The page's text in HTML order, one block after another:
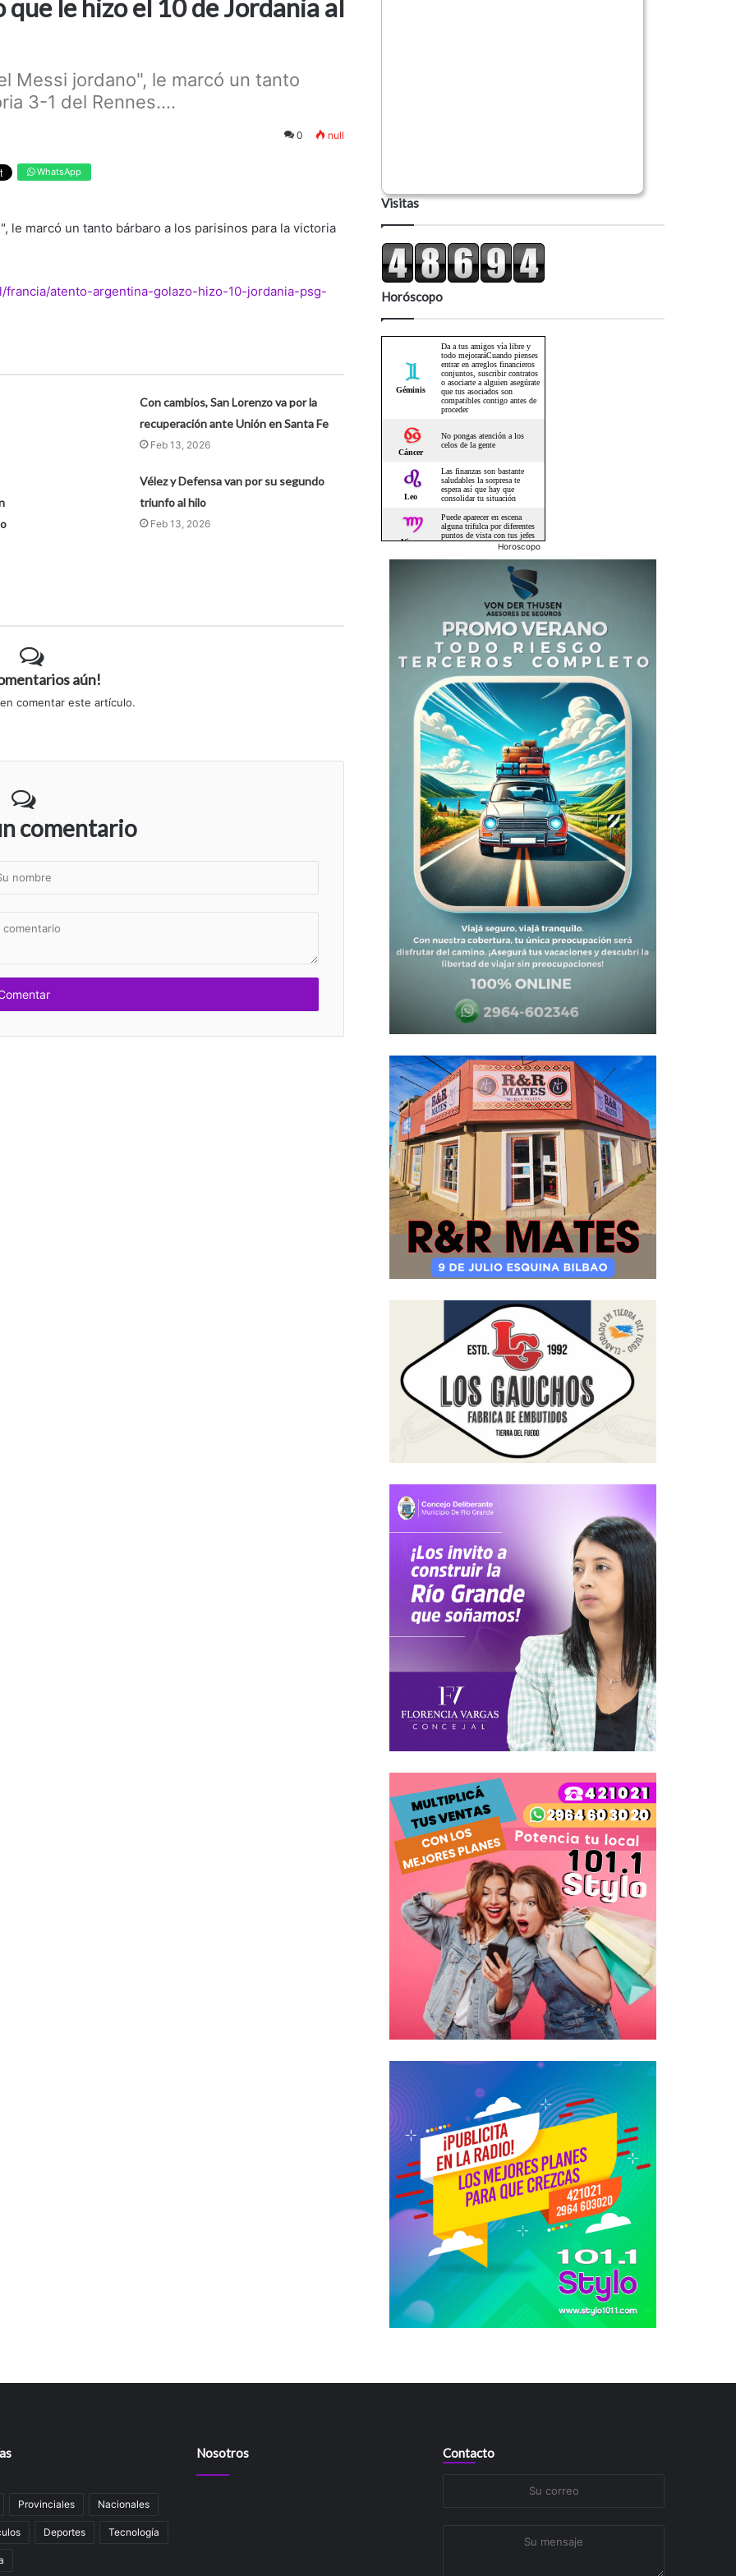
le hizo el 10 de Jordania al
Messi jordano", le marcó un tanto
3-1 del Rennes....
0 null
WhatsApp
le marcó un tanto bárbaro a los parisinos para la victoria
atento-argentina-golazo-hizo-10-jordania-psg-
Con cambios, San Lorenzo va por la
recuperación ante Unión en Santa Fe
Feb 13, 2026
Vélez y Defensa van por su segundo
triunfo al hilo
Feb 13, 2026
aún!
comentar este artículo.
comentario
Visitas
Horóscopo
Horoscopo
Provinciales Nacionales
Deportes Tecnología
Nosotros Contacto